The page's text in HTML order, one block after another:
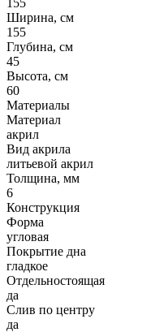
Ширина, см
155
Глубина, см
45
Высота, см
60
Материалы
Материал
акрил
Вид акрила
литьевой акрил
Толщина, мм
6
Конструкция
Форма
угловая
Покрытие дна
гладкое
Отдельностоящая
да
Слив по центру
да